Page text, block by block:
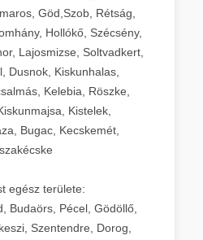
Göd,Szob, Rétság,
Hollókő, Szécsény,
Lajosmizse, Soltvadkert,
Dusnok, Kiskunhalas,
Kelebia, Röszke,
Kistelek,
Bugac, Kecskemét,
egész területe:
Budaörs, Pécel, Gödöllő,
Szentendre, Dorog,